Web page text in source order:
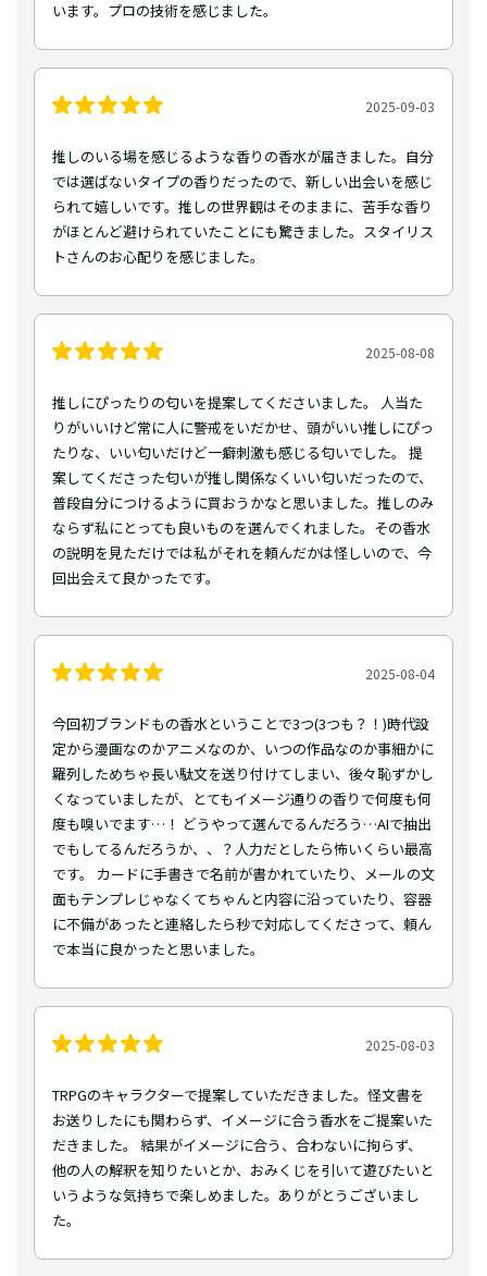
います。プロの技術を感じました。
2025-09-03
推しのいる場を感じるような香りの香水が届きました。自分
では選ばないタイプの香りだったので、新しい出会いを感じ
られて嬉しいです。推しの世界観はそのままに、苦手な香り
がほとんど避けられていたことにも驚きました。スタイリス
トさんのお心配りを感じました。
2025-08-08
推しにぴったりの匂いを提案してくださいました。 人当た
りがいいけど常に人に警戒をいだかせ、頭がいい推しにぴっ
たりな、いい匂いだけど一癖刺激も感じる匂いでした。 提
案してくださった匂いが推し関係なくいい匂いだったので、
普段自分につけるように買おうかなと思いました。推しのみ
ならず私にとっても良いものを選んでくれました。その香水
の説明を見ただけでは私がそれを頼んだかは怪しいので、今
回出会えて良かったです。
2025-08-04
今回初ブランドもの香水ということで3つ(3つも？！)時代設
定から漫画なのかアニメなのか、いつの作品なのか事細かに
羅列しためちゃ長い駄文を送り付けてしまい、後々恥ずかし
くなっていましたが、とてもイメージ通りの香りで何度も何
度も嗅いでます…！ どうやって選んでるんだろう…AIで抽出
でもしてるんだろうか、、？人力だとしたら怖いくらい最高
です。 カードに手書きで名前が書かれていたり、メールの文
面もテンプレじゃなくてちゃんと内容に沿っていたり、容器
に不備があったと連絡したら秒で対応してくださって、頼ん
で本当に良かったと思いました。
2025-08-03
TRPGのキャラクターで提案していただきました。怪文書を
お送りしたにも関わらず、イメージに合う香水をご提案いた
だきました。 結果がイメージに合う、合わないに拘らず、
他の人の解釈を知りたいとか、おみくじを引いて遊びたいと
いうような気持ちで楽しめました。ありがとうございまし
た。